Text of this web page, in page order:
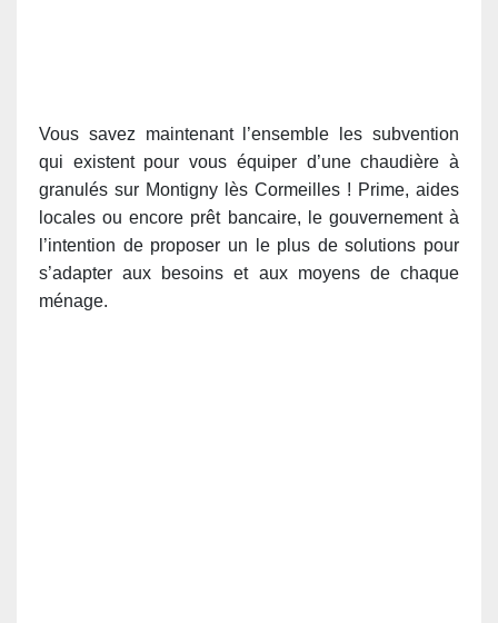
Vous savez maintenant l’ensemble les subvention
qui existent pour vous équiper d’une chaudière à
granulés sur Montigny lès Cormeilles ! Prime, aides
locales ou encore prêt bancaire, le gouvernement à
l’intention de proposer un le plus de solutions pour
s’adapter aux besoins et aux moyens de chaque
ménage.